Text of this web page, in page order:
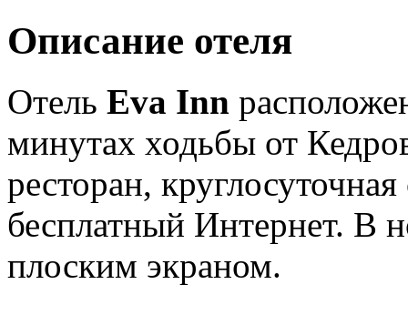
Описание отеля
Отель Eva Inn
минутах ходьбы от
ресторан,
бесплатный Интернет. В
плоским экраном.